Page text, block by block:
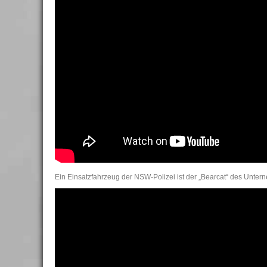
Ein Einsatzfahrzeug der NSW-Polizei ist der „Bearcat“ des